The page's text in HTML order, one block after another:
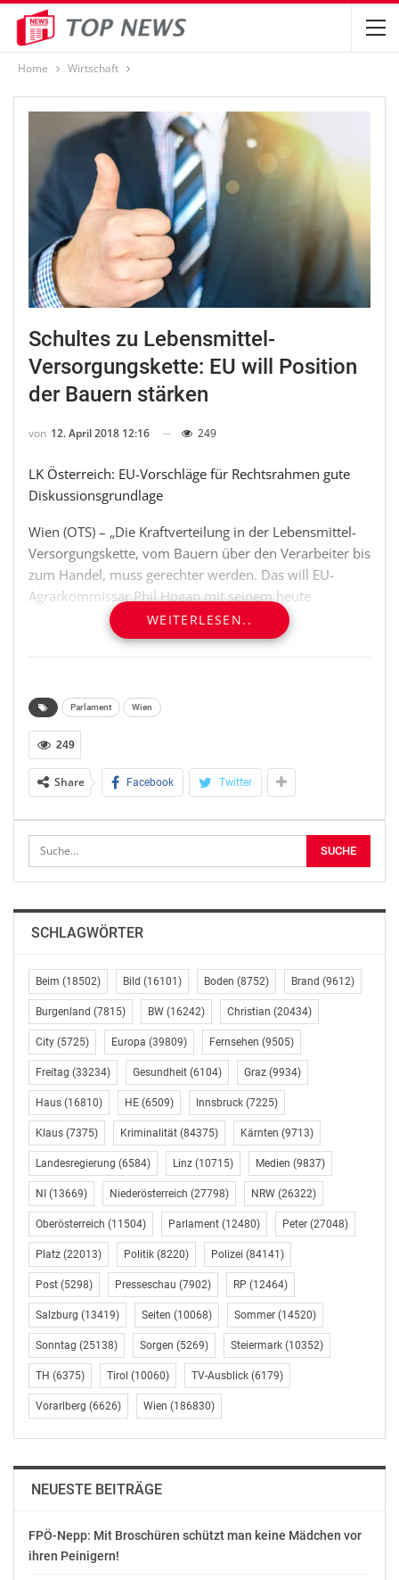
Home Wirtschaft
Schultes zu Lebensmittel-
Versorgungskette: EU will Position
der Bauern stärken
von 12. April 2018 12:16 249
LK Österreich: EU-Vorschläge für Rechtsrahmen gute
Diskussionsgrundlage
Wien (OTS) – „Die Kraftverteilung in der Lebensmittel-
Versorgungskette, vom Bauern über den Verarbeiter bis
zum Handel, muss gerechter werden. Das will EU-
Agrarkommissar Phil Hogan mit seinem heute
vorgestellten Vorschlag für faire Geschäftspraktiken
erreichen, der von der Landwirtschaftskammer (LK)
Österreich begrüßt wird“, erklärte LK-Präsident
eines Agrarprodukts beim Bauern, 28% in der
Verarbeitung und 51% beim Handel. Der neue EU-
Rechtsrahmen soll für Geschäftspraktiken auf
Qualitätsstandards, kurzfristige Stornos,
Rücksendungen unverkaufter Frischware,
unfaire Geschäftspraktiken nicht mehr geben. In den
kommenden Verhandlungen zwischen Kommission,
Nachbesserungen, wie die Größe der von den neuen
Regeln betroffenen Unternehmen, zu verankern. So
sollen das Größenverhältnis Lieferant zu Abnehmer
und nicht fixe Unternehmensgrößen ausschlaggebend
sein“, so Schultes zum Hogan-Entwurf.
„Schritt eins heißt, den Rechtsrahmen auf europäischer
Ebene zu beschließen. Mindestens ebenso wichtig wird
Schritt zwei sein, nämlich die gesetzlichen und
verwaltungstechnischen Voraussetzungen in Österreich
zu schaffen. Nationale Regeln sind zu adaptieren“,
betonte der LK-Präsident.
„Wir finden es sehr positiv, dass die EU diesen Schritt
gesetzt hat. Sie sorgt damit für mehr
Chancengerechtigkeit und stärkt die Stellung der
Landwirtschaft in der gesamten Lebensmittelkette.
Darüber hinaus stößt diese Vorlage eine Diskussion an,
die zur Bewusstseinsbildung beiträgt und an deren
Ende alle davon Betroffenen fairer miteinander
umgehen“, stellte Schultes fest. (Schluss)
01/53441-8521,
E-Mail: j.siffert@lk-oe.at
OTS-ORIGINALTEXT PRESSEAUSSENDUNG UNTER
AUSSCHLIESSLICHER INHALTLICHER VERANTWORTUNG
DES AUSSENDERS. www.ots.at
WEITERLESEN..
Parlament Wien
249
Share Facebook Twitter
SCHLAGWÖRTER
Beim (18502) Bild (16101) Boden (8752) Brand (9612)
Burgenland (7815) BW (16242) Christian (20434)
City (5725) Europa (39809) Fernsehen (9505)
Freitag (33234) Gesundheit (6104) Graz (9934)
Haus (16810) HE (6509) Innsbruck (7225)
Klaus (7375) Kriminalität (84375) Kärnten (9713)
Landesregierung (6584) Linz (10715) Medien (9837)
NI (13669) Niederösterreich (27798) NRW (26322)
Oberösterreich (11504) Parlament (12480) Peter (27048)
Platz (22013) Politik (8220) Polizei (84141)
Post (5298) Presseschau (7902) RP (12464)
Salzburg (13419) Seiten (10068) Sommer (14520)
Sonntag (25138) Sorgen (5269) Steiermark (10352)
TH (6375) Tirol (10060) TV-Ausblick (6179)
Vorarlberg (6626) Wien (186830)
NEUESTE BEITRÄGE
FPÖ-Nepp: Mit Broschüren schützt man keine Mädchen vor
ihren Peinigern!